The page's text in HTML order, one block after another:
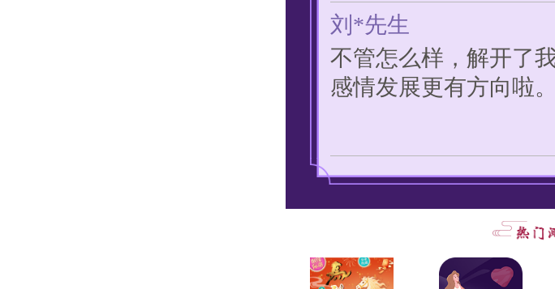
不管怎么样，解开了
感情发展更有方向啦。
更明确下一步和每一